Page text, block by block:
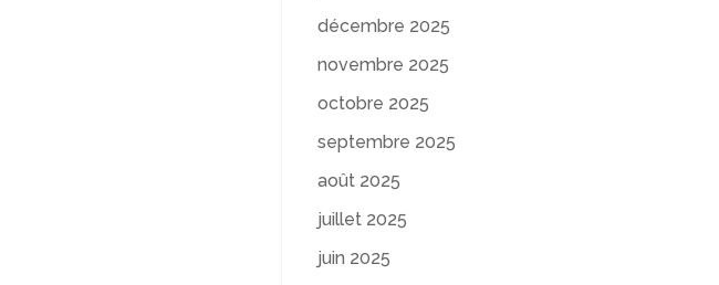
décembre 2025
novembre 2025
octobre 2025
septembre 2025
août 2025
juillet 2025
juin 2025